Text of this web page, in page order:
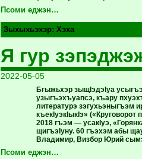
Псоми еджэн…
Зыхыхьэхэр: Хэха
Я гур
2022-05-05
Бгыжьхэр зыщIэдэIуа
узыгъэхъуапсэ, къару
литературэ зэгухьэныгъэм
къекIуэкIыкIэ»
2018 гъэм — усакIуэ,
щигъэIуну. 60 гъэхэм абы
Владимир, Визбор Юрий
Псоми еджэн…